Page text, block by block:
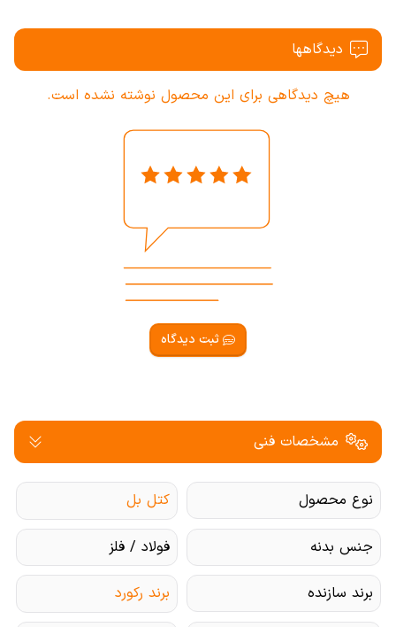
دیدگاهها
هیچ دیدگاهی برای این محصول نوشته نشده است.
ثبت دیدگاه
مشخصات فنی
نوع محصول کتل بل
جنس بدنه فولاد / فلز
برند سازنده برند رکورد